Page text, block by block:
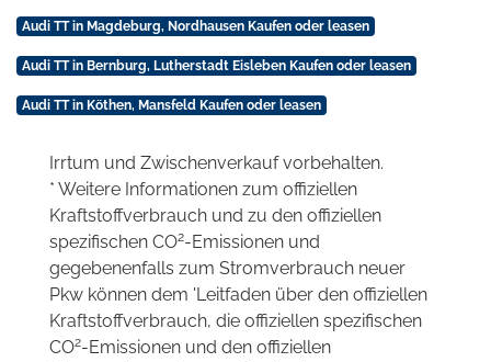
Audi TT in Magdeburg, Nordhausen Kaufen oder leasen
Audi TT in Bernburg, Lutherstadt Eisleben Kaufen oder leasen
Audi TT in Köthen, Mansfeld Kaufen oder leasen
Irrtum und Zwischenverkauf vorbehalten.
* Weitere Informationen zum offiziellen
Kraftstoffverbrauch und zu den offiziellen
spezifischen CO2-Emissionen und
gegebenenfalls zum Stromverbrauch neuer
Pkw können dem 'Leitfaden über den offiziellen
Kraftstoffverbrauch, die offiziellen spezifischen
CO2-Emissionen und den offiziellen